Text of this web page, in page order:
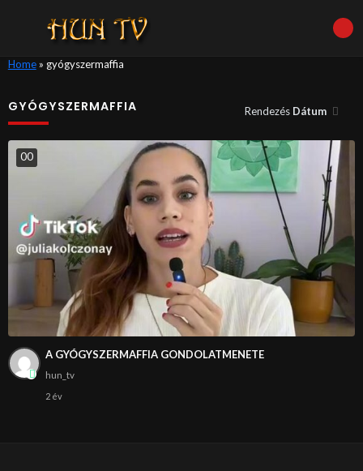
Home» gyógyszermaffia
GYÓGYSZERMAFFIA Rendezés Dátum
00
A GYÓGYSZERMAFFIA GONDOLATMENETE
hun_tv
2 év